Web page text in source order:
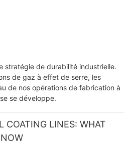
stratégie de durabilité industrielle.
de gaz à effet de serre, les
de nos opérations de fabrication à
se développe.
COATING LINES: WHAT